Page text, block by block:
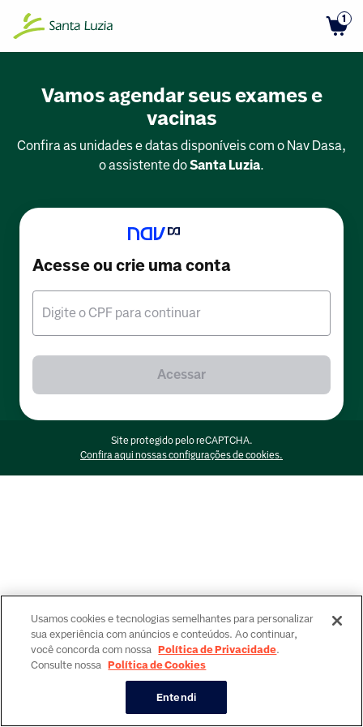
1
Vamos agendar seus exames e
vacinas
Confira as unidades e datas disponíveis com o Nav Dasa,
o assistente doSanta Luzia.
Acesse ou crie uma conta
Digite o CPF para continuar
Acessar
Site protegido pelo reCAPTCHA.
Confira aqui nossas configurações de cookies.
Usamos cookies e tecnologias semelhantes para personalizar
sua experiência com anúncios e conteúdos. Ao continuar,
você concorda com nossa Política de Privacidade.
Consulte nossa Política de Cookies
Entendi